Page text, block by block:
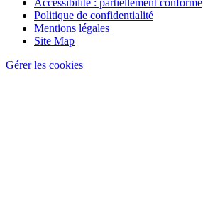
page
Politique de confidentialité
Mentions légales
Site Map
Gérer les cookies